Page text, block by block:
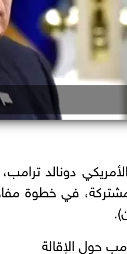
دونالد
في خطوة
حول الإقالة